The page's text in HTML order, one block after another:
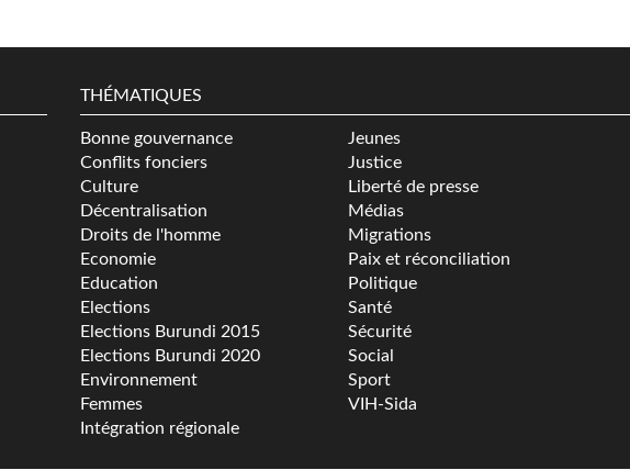
THÉMATIQUES
Bonne gouvernance
Conflits fonciers
Culture
Décentralisation
Droits de l'homme
Economie
Education
Elections
Elections Burundi 2015
Elections Burundi 2020
Environnement
Femmes
Intégration régionale
Jeunes
Justice
Liberté de presse
Médias
Migrations
Paix et réconciliation
Politique
Santé
Sécurité
Social
Sport
VIH-Sida